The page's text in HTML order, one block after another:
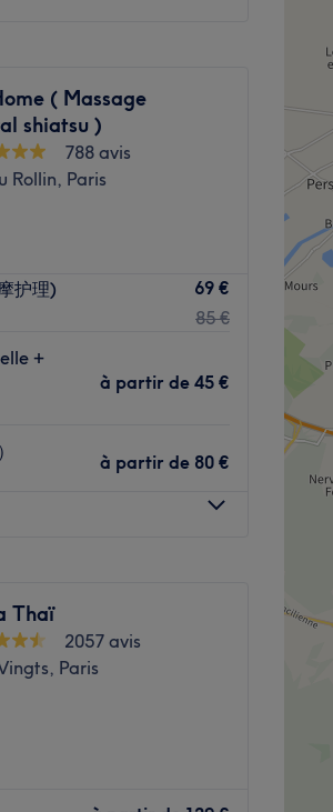
sens de l'écoute au
sur mesure.
et apaisante.
visage, les massages et
Haussmann dans le
à l'excellence du soin
de beauté
l'art du bien-être, à
stratégique et
de marche de la station de
moins de sept minutes de
un grand
dans les
elle possède une
pour sa douceur et
séance aux besoins
faciale pour offrir
profonde.
( Massage
shiatsu )
788 avis
Rollin, Paris
护理)
69 €
85 €
+
à partir de 45 €
à partir de 80 €
11e arrondissement de
pour se connecter avec
Thaï
2057 avis
Paris